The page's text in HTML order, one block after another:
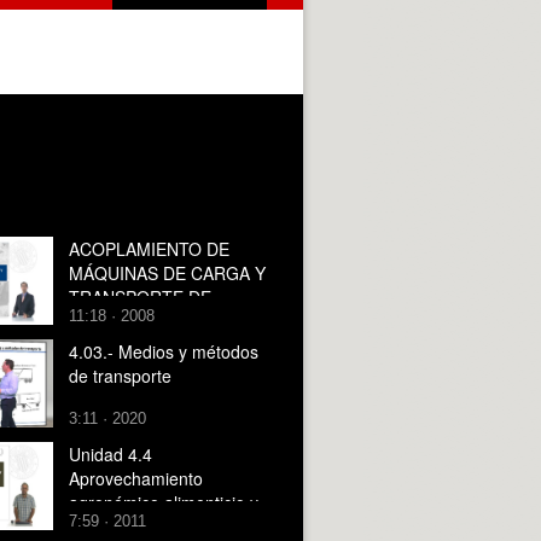
ACOPLAMIENTO DE
MÁQUINAS DE CARGA Y
TRANSPORTE DE
TIERRAS
11:18 · 2008
4.03.- Medios y métodos
de transporte
3:11 · 2020
Unidad 4.4
Aprovechamiento
agronómico alimenticio y
medicinal de la flora
7:59 · 2011